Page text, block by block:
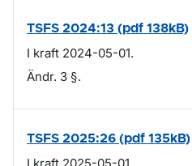
TSFS 2024:13 (pdf 138kB)
I kraft 2024-05-01.
Ändr. 3 §.
TSFS 2025:26 (pdf 135kB)